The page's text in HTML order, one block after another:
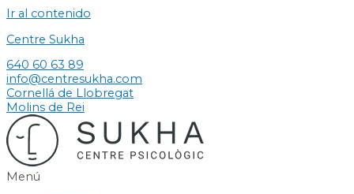
Ir al contenido
Centre Sukha
640 60 63 89
info@centresukha.com
Cornellá de Llobregat
Molins de Rei
Menú